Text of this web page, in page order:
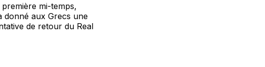
mi-temps,
donné aux Grecs une
de retour du Real